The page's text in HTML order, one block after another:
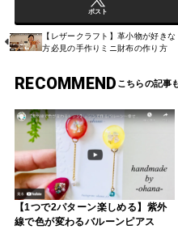
ポスト
【レザークラフト】革小物が好きな
方必見の手作りミニ財布の作り方
RECOMMEND
【1つで2パターン楽しめる】紫外
線で色が変わるバルーンピアス